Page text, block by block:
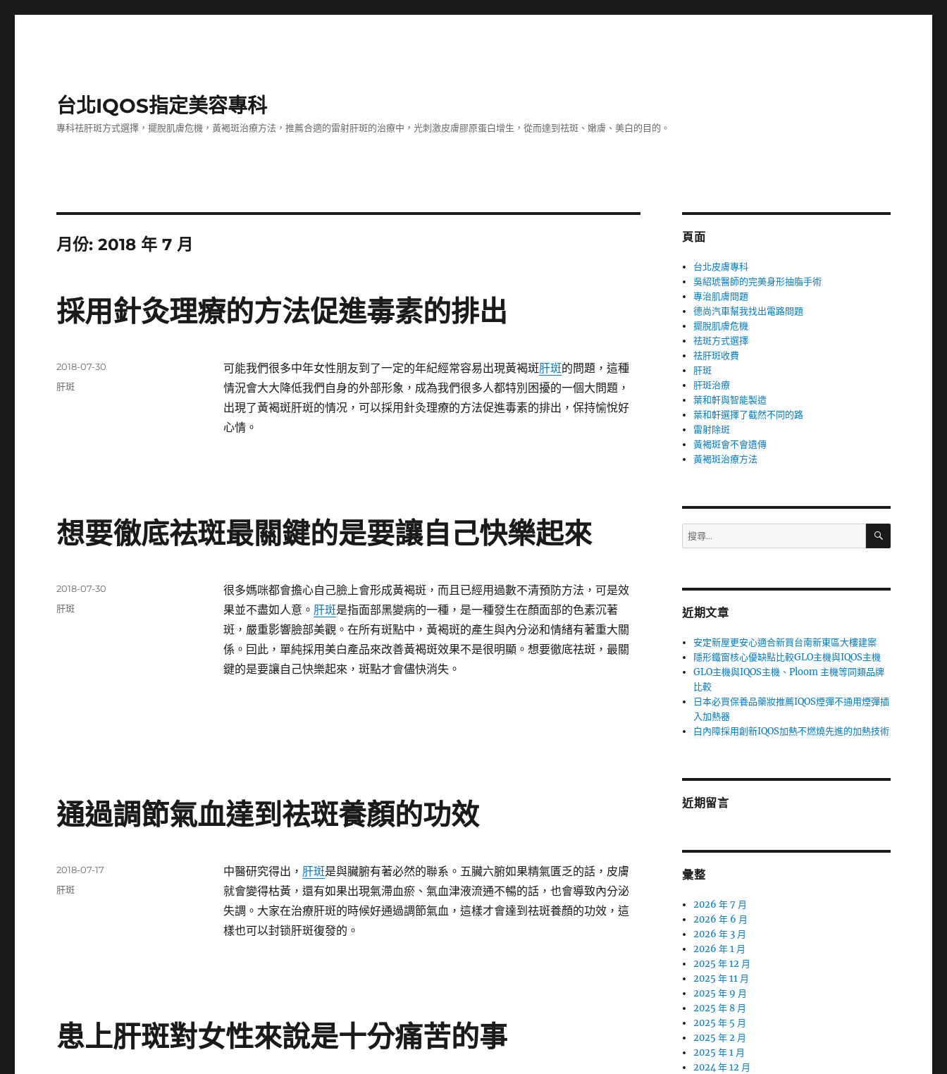
台北IQOS指定美容專科
專科祛肝斑方式選擇，擺脫肌膚危機，黃褐斑治療方法，推薦合適的雷射肝斑的治療中，光刺激皮膚膠原蛋白增生，從而達到祛斑、嫩膚、美白的目的。
月份:2018 年 7 月
採用針灸理療的方法促進毒素的排出
可能我們很多中年女性朋友到了一定的年紀經常容易出現黃褐斑肝斑的問題，這種
情況會大大降低我們自身的外部形象，成為我們很多人都特別困擾的一個大問題，
出現了黃褐斑肝斑的情况，可以採用針灸理療的方法促進毒素的排出，保持愉悅好
心情。
發
佈
2018-07-30
分
肝斑
想要徹底祛斑最關鍵的是要讓自己快樂起來
很多媽咪都會擔心自己臉上會形成黃褐斑，而且已經用過數不清預防方法，可是效
果並不盡如人意。 肝斑是指面部黑變病的一種，是一種發生在顏面部的色素沉著
斑，嚴重影響臉部美觀。在所有斑點中，黃褐斑的產生與內分泌和情緒有著重大關
係。囙此，單純採用美白產品來改善黃褐斑效果不是很明顯。想要徹底祛斑，最關
鍵的是要讓自己快樂起來，斑點才會儘快消失。
發
佈
2018-07-30
分
肝斑
通過調節氣血達到祛斑養顏的功效
中醫研究得出， 肝斑是與臟腑有著必然的聯系。五臟六腑如果精氣匱乏的話，皮膚
就會變得枯黃，還有如果出現氣滯血瘀、氣血津液流通不暢的話，也會導致內分泌
失調。大家在治療肝斑的時候好通過調節氣血，這樣才會達到祛斑養顏的功效，這
樣也可以封锁肝斑復發的。
發
佈
2018-07-17
分
肝斑
患上肝斑對女性來說是十分痛苦的事
頁面
台北皮膚專科
吳紹琥醫師的完美身形抽脂手術
專治肌膚問題
德尚汽車幫我找出電路問題
擺脫肌膚危機
祛斑方式選擇
祛肝斑收費
肝斑
肝斑治療
葉和軒與智能製造
葉和軒選擇了截然不同的路
雷射除斑
黃褐斑會不會遺傳
黃褐斑治療方法
搜
尋
字:
搜
近期文章
安定新屋更安心適合新買台南新東區大樓建案
隱形鐵窗核心優缺點比較GLO主機與IQOS主機
GLO主機與IQOS主機、Ploom 主機等同類品牌
比較
日本必買保養品藥妝推薦IQOS煙彈不通用煙彈插
入加熱器
白內障採用創新IQOS加熱不燃燒先進的加熱技術
近期留言
彙整
2026 年 7 月
2026 年 6 月
2026 年 3 月
2026 年 1 月
2025 年 12 月
2025 年 11 月
2025 年 9 月
2025 年 8 月
2025 年 5 月
2025 年 2 月
2025 年 1 月
2024 年 12 月